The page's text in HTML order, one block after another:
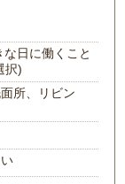
日に働くこと
択)
所、リビン